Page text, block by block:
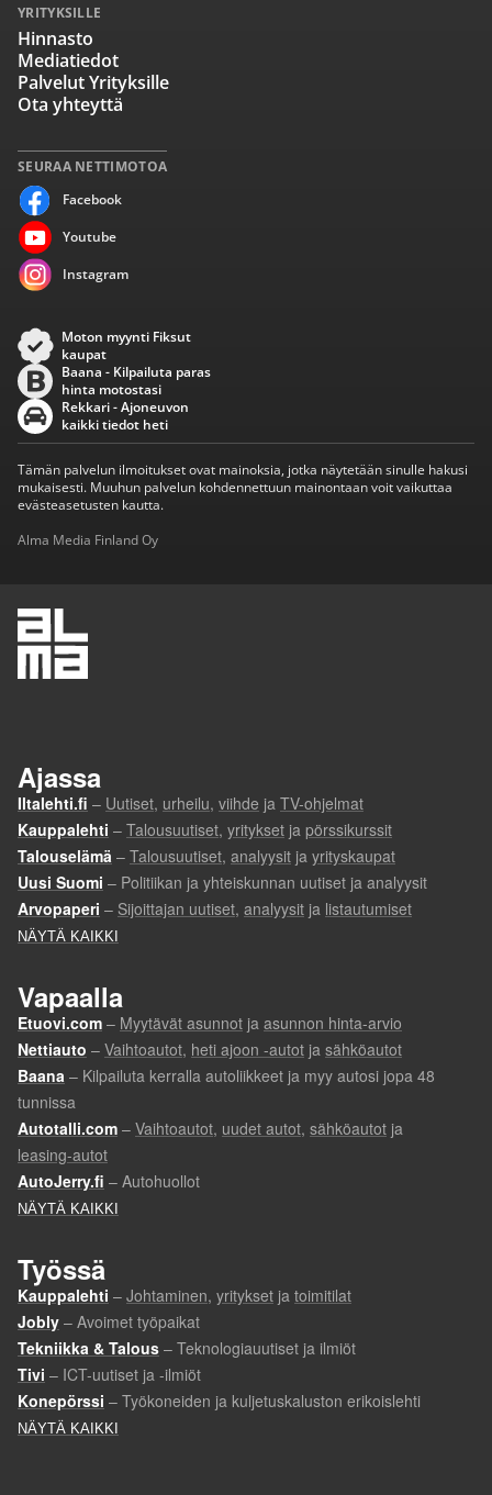
SEURAA NETTIMOTOA
Facebook
Youtube
Instagram
YRITYKSILLE
Hinnasto
Mediatiedot
Palvelut Yrityksille
Ota yhteyttä
Moton myynti Fiksut
kaupat
Baana - Kilpailuta paras
hinta motostasi
Rekkari - Ajoneuvon
kaikki tiedot heti
Tämän palvelun ilmoitukset ovat mainoksia, jotka näytetään sinulle hakusi
mukaisesti. Muuhun palvelun kohdennettuun mainontaan voit vaikuttaa
evästeasetusten kautta.
Alma Media Finland Oy